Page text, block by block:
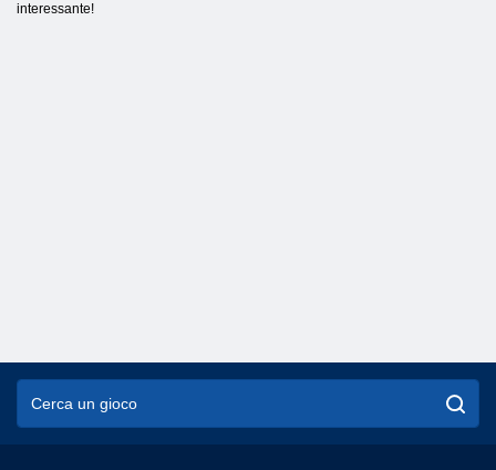
interessante!